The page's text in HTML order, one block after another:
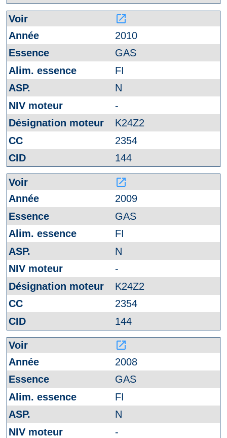
launch
2010
GAS
FI
N
-
K24Z2
2354
144
launch
2009
GAS
FI
N
-
K24Z2
2354
144
launch
2008
GAS
FI
N
-